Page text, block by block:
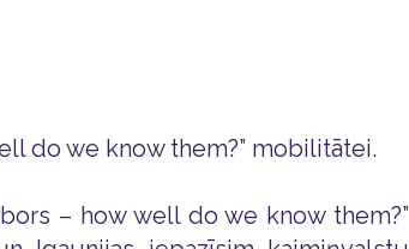
do we know them?” mobilitātei.
– how well do we know them?”